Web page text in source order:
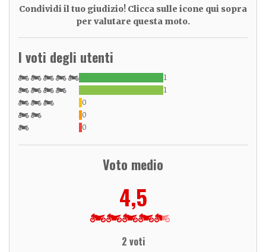
Condividi il tuo giudizio! Clicca sulle icone qui sopra
per valutare questa moto.
I voti degli utenti
1
1
0
0
0
Voto medio
4,5
2 voti